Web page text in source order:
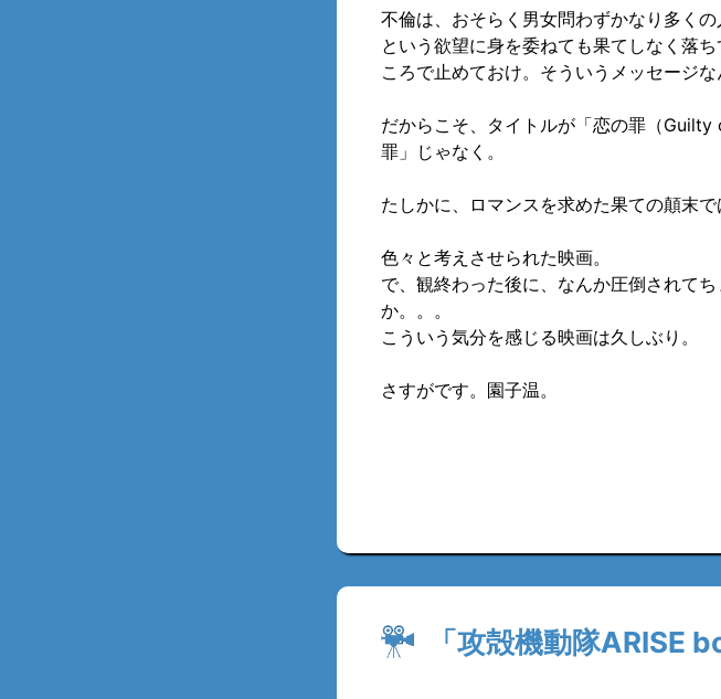
不倫は、おそらく男女問わずかなり多く
という欲望に身を委ねても果てしなく落
ころで止めておけ。そういうメッセージな
だからこそ、タイトルが「恋の罪（
罪」じゃなく。
たしかに、ロマンスを求めた果ての顛末で
色々と考えさせられた映画。
で、観終わった後に、なんか圧倒されて
か。。。
こういう気分を感じる映画は久しぶり。
さすがです。園子温。
「攻殻機動隊ARISE